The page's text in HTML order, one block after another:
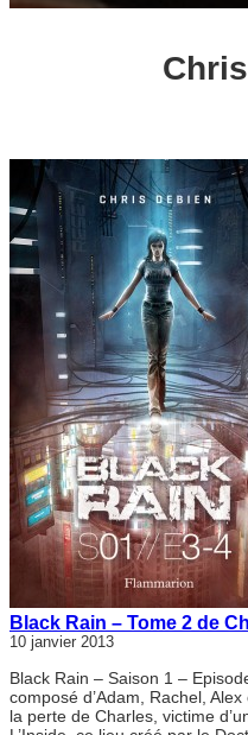
Black Rain – Tome 2 de
10 janvier 2013
Black Rain – Saison 1 –
composé d’Adam, Rachel,
la perte de Charles, victime